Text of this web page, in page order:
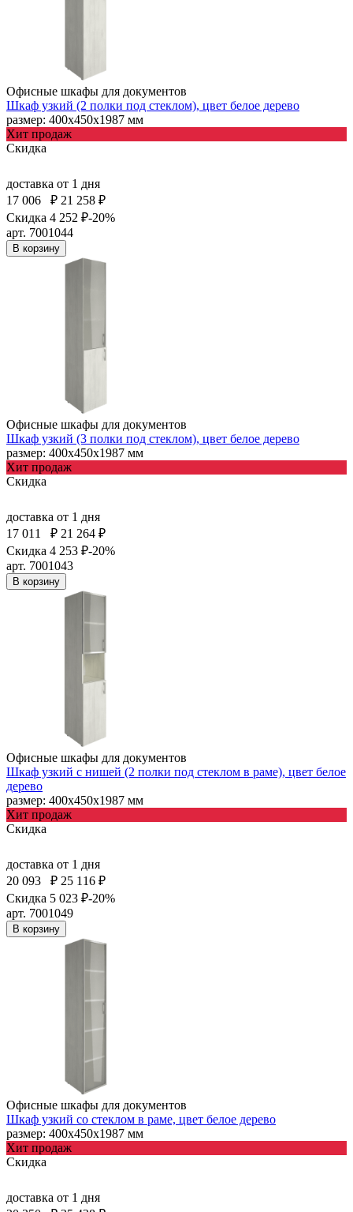
Офисные шкафы для документов
Шкаф узкий (2 полки под стеклом), цвет белое дерево
размер: 400х450х1987 мм
Хит продаж
Скидка
доставка от 1 дня
17 006
₽ 21 258 ₽
Скидка 4 252 ₽-20%
арт. 7001044
В корзину
Офисные шкафы для документов
Шкаф узкий (3 полки под стеклом), цвет белое дерево
размер: 400х450х1987 мм
Хит продаж
Скидка
доставка от 1 дня
17 011
₽ 21 264 ₽
Скидка 4 253 ₽-20%
арт. 7001043
В корзину
Офисные шкафы для документов
Шкаф узкий с нишей (2 полки под стеклом в раме), цвет белое
дерево
размер: 400х450х1987 мм
Хит продаж
Скидка
доставка от 1 дня
20 093
₽ 25 116 ₽
Скидка 5 023 ₽-20%
арт. 7001049
В корзину
Офисные шкафы для документов
Шкаф узкий со стеклом в раме, цвет белое дерево
размер: 400х450х1987 мм
Хит продаж
Скидка
доставка от 1 дня